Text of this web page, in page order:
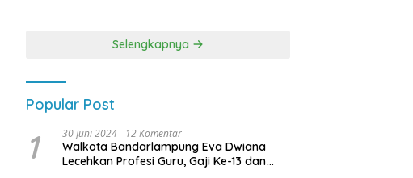
Kebangsaan
Selengkapnya
Popular Post
1 30 Juni 2024 12 Komentar
Walkota Bandarlampung Eva Dwiana
Lecehkan Profesi Guru, Gaji Ke-13 dan